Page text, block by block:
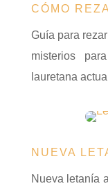
CÓMO
Guía para
misterios
lauretana
NUEVA
Nueva letanía